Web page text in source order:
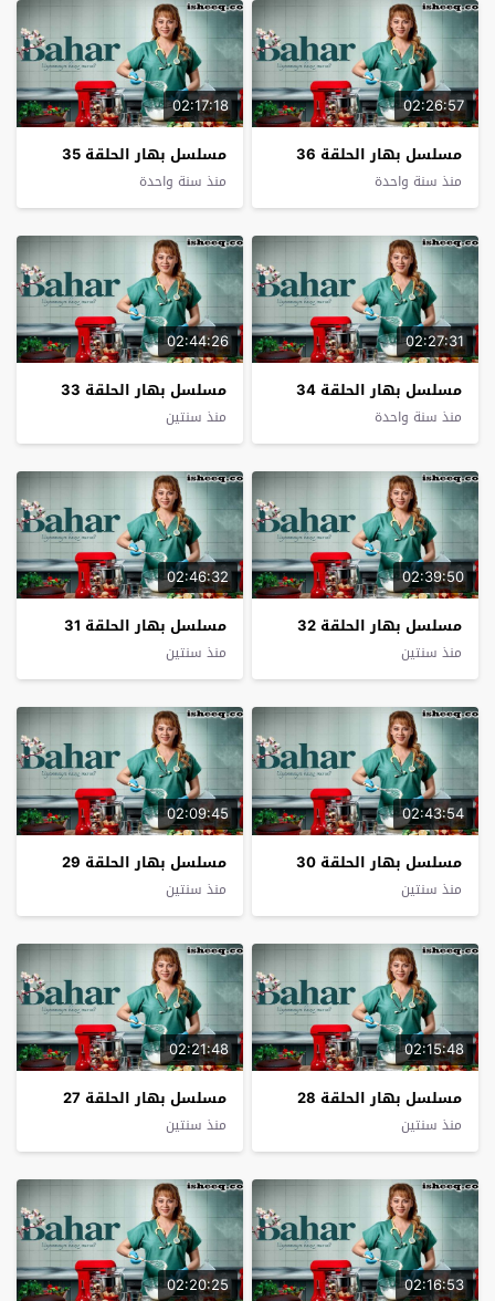
02:26:57
مسلسل بهار الحلقة 36
منذ سنة واحدة
02:17:18
مسلسل بهار الحلقة 35
منذ سنة واحدة
02:27:31
مسلسل بهار الحلقة 34
منذ سنة واحدة
02:44:26
مسلسل بهار الحلقة 33
منذ سنتين
02:39:50
مسلسل بهار الحلقة 32
منذ سنتين
02:46:32
مسلسل بهار الحلقة 31
منذ سنتين
02:43:54
مسلسل بهار الحلقة 30
منذ سنتين
02:09:45
مسلسل بهار الحلقة 29
منذ سنتين
02:15:48
مسلسل بهار الحلقة 28
منذ سنتين
02:21:48
مسلسل بهار الحلقة 27
منذ سنتين
02:16:53
02:20:25